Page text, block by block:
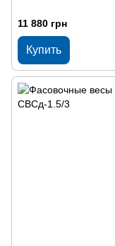
11 880 грн
Купить